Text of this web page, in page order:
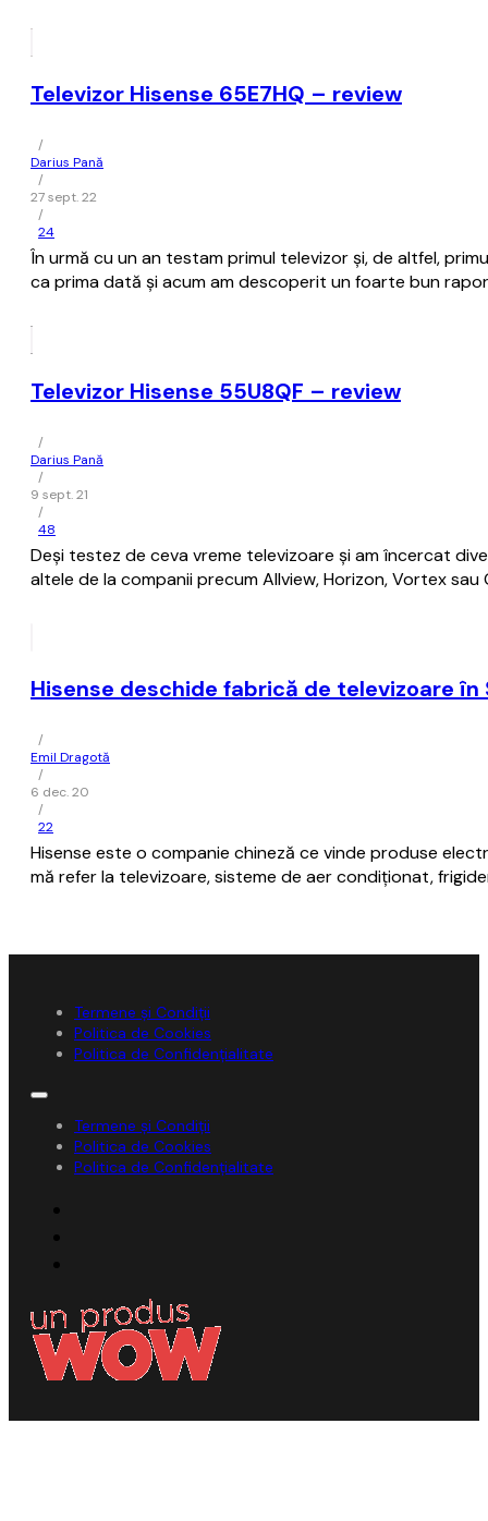
Televizor Hisense 65E7HQ – review
/
Darius Pană
/
27 sept. 22
/
24
În urmă cu un an testam primul televizor și, de altfel,
ca prima dată și acum am descoperit un foarte bun
Televizor Hisense 55U8QF – review
/
Darius Pană
/
9 sept. 21
/
48
Deși testez de ceva vreme televizoare și am încercat
altele de la companii precum Allview, Horizon, Vortex
Hisense deschide fabrică de televizoare
/
Emil Dragotă
/
6 dec. 20
/
22
Hisense este o companie chineză ce vinde produse
mă refer la televizoare, sisteme de aer condiționat,
Termene și Condiții
Politica de Cookies
Politica de Confidențialitate
Termene și Condiții
Politica de Cookies
Politica de Confidențialitate